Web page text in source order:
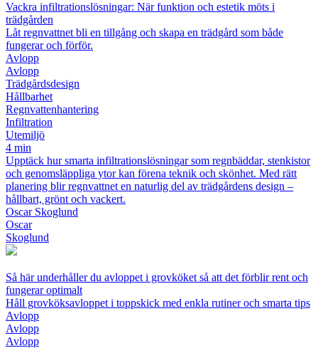
Vackra infiltrationslösningar: När funktion och estetik möts i
trädgården
Låt regnvattnet bli en tillgång och skapa en trädgård som både
fungerar och förför.
Avlopp
Avlopp
Trädgårdsdesign
Hållbarhet
Regnvattenhantering
Infiltration
Utemiljö
4 min
Upptäck hur smarta infiltrationslösningar som regnbäddar, stenkistor
och genomsläppliga ytor kan förena teknik och skönhet. Med rätt
planering blir regnvattnet en naturlig del av trädgårdens design –
hållbart, grönt och vackert.
Oscar Skoglund
Oscar
Skoglund
Så här underhåller du avloppet i grovköket så att det förblir rent och
fungerar optimalt
Håll grovköksavloppet i toppskick med enkla rutiner och smarta tips
Avlopp
Avlopp
Avlopp